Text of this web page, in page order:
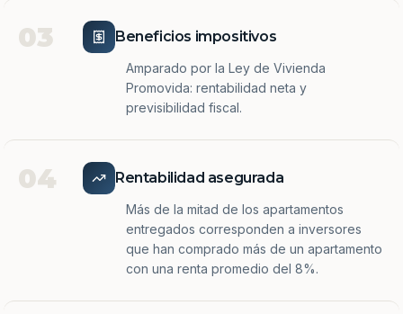
03 Beneficios impositivos
Amparado por la Ley de Vivienda
Promovida: rentabilidad neta y
previsibilidad fiscal.
04 Rentabilidad asegurada
Más de la mitad de los apartamentos
entregados corresponden a inversores
que han comprado más de un apartamento
con una renta promedio del 8%.